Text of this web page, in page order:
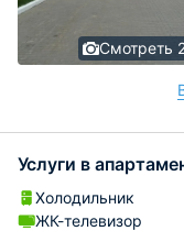
Смотреть
Услуги в
Холодильник
ЖК-телевизор